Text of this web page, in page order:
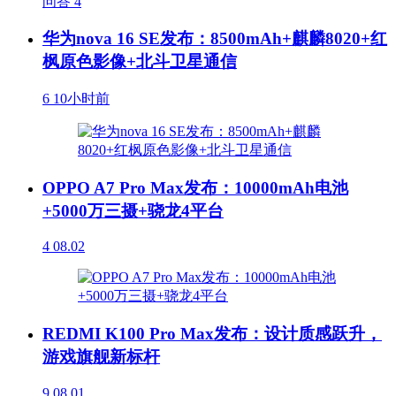
华为nova 16 SE发布：8500mAh+麒麟8020+红
枫原色影像+北斗卫星通信
6 10小时前
OPPO A7 Pro Max发布：10000mAh电池
+5000万三摄+骁龙4平台
4 08.02
REDMI K100 Pro Max发布：设计质感跃升，
游戏旗舰新标杆
9 08.01